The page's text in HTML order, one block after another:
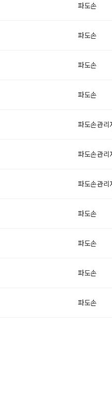
파도손
파도손
파도손
파도손
파도손관리
파도손관리
파도손관리
파도손
파도손
파도손
파도손